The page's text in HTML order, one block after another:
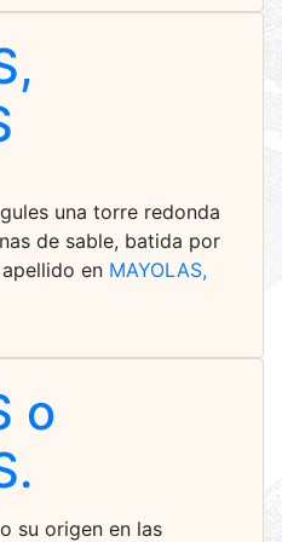
una torre redonda
de sable, batida por
en MAYOLAS,
o
su origen en las